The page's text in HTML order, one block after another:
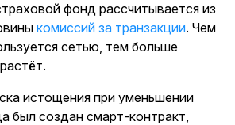
фонд рассчитывается из
комиссий за транзакции. Чем
сетью, тем больше
истощения при уменьшении
был создан смарт-контракт,